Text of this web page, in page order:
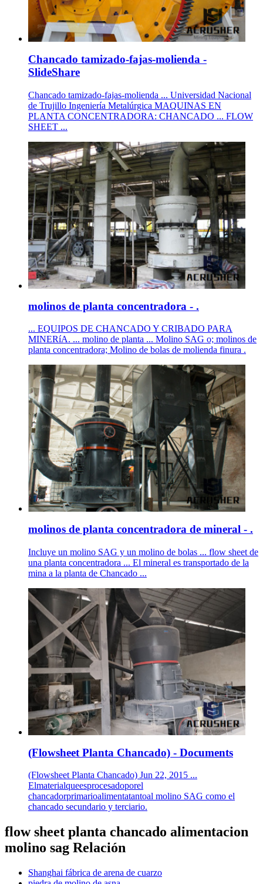
Chancado tamizado-fajas-molienda -
SlideShare
Chancado tamizado-fajas-molienda ... Universidad Nacional
de Trujillo Ingeniería Metalúrgica MAQUINAS EN
PLANTA CONCENTRADORA: CHANCADO ... FLOW
SHEET ...
molinos de planta concentradora - .
... EQUIPOS DE CHANCADO Y CRIBADO PARA
MINERíA. ... molino de planta ... Molino SAG o; molinos de
planta concentradora; Molino de bolas de molienda finura .
molinos de planta concentradora de mineral - .
Incluye un molino SAG y un molino de bolas ... flow sheet de
una planta concentradora ... El mineral es transportado de la
mina a la planta de Chancado ...
(Flowsheet Planta Chancado) - Documents
(Flowsheet Planta Chancado) Jun 22, 2015 ...
Elmaterialqueesprocesadoporel
chancadorprimarioalimentatantoal molino SAG como el
chancado secundario y terciario.
flow sheet planta chancado alimentacion
molino sag Relación
Shanghai fábrica de arena de cuarzo